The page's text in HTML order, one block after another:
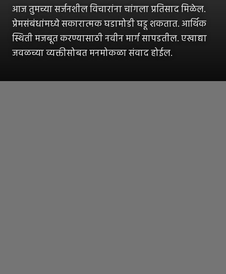
आज तुमच्या सर्जनशील विचारांना चांगला प्रतिसाद मिळेल.
प्रेमसंबंधांमध्ये सकारात्मक घडामोडी घडू शकतात. आर्थिक
स्थिती मजबूत करण्यासाठी नवीन मार्ग सापडतील. एखाद्या
जवळच्या व्यक्तीसोबत मनमोकळा संवाद होईल.